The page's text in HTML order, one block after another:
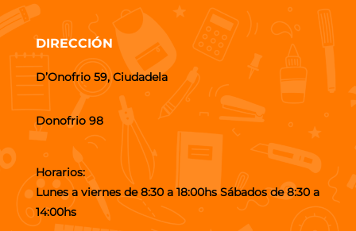
DIRECCIÓN
D’Onofrio 59, Ciudadela
Donofrio 98
Horarios:
Lunes a viernes de 8:30 a 18:00hs Sábados de 8:30 a
14:00hs